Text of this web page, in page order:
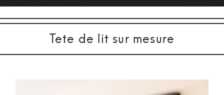
Tete de lit sur mesure